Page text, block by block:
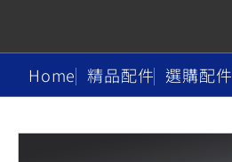
CUXiE
追蹤愛車
Home 精品配件 選購配件